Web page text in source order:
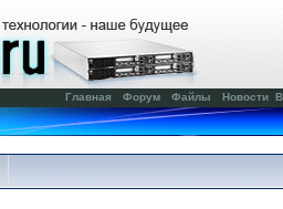
Главная Форум Файлы Новости